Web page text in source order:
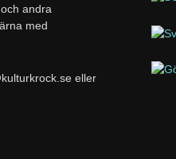
andra
med
eller